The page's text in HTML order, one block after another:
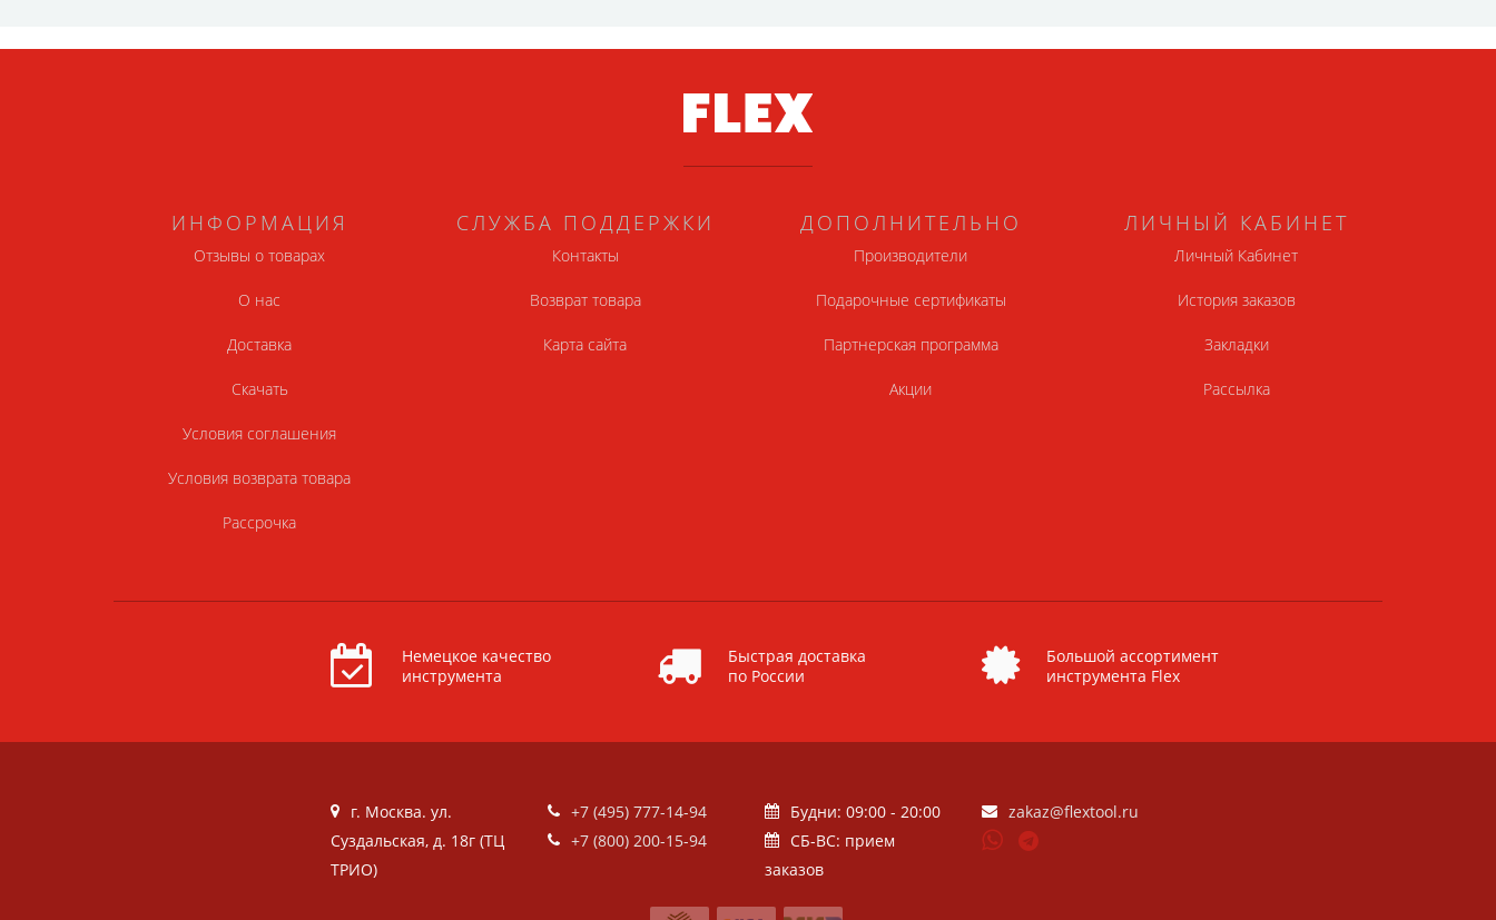
ИНФОРМАЦИЯ
Отзывы о товарах
О нас
Доставка
Скачать
Условия соглашения
Условия возврата товара
Рассрочка
СЛУЖБА ПОДДЕРЖКИ
Контакты
Возврат товара
Карта сайта
ДОПОЛНИТЕЛЬНО
Производители
Подарочные сертификаты
Партнерская программа
Акции
ЛИЧНЫЙ КАБИНЕТ
Личный Кабинет
История заказов
Закладки
Рассылка
Немецкое качество
инструмента
Быстрая доставка
по России
Большой ассортимент
инструмента Flex
г. Москва. ул.
Суздальская, д. 18г (ТЦ
ТРИО)
+7 (495) 777-14-94
+7 (800) 200-15-94
Будни: 09:00 - 20:00
СБ-ВС: прием
заказов
zakaz@flextool.ru